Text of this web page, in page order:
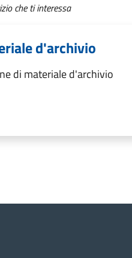
che ti interessa
d'archivio
di materiale d'archivio